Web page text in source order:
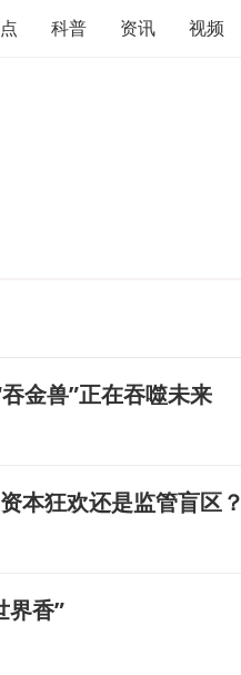
科普 资讯 视频
金兽”正在吞噬未来
本狂欢还是监管盲区？
界香”